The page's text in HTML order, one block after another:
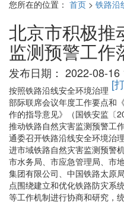
您所在的位置： 首页 > 铁路沿
北京市积极推
监测预警工作
发布日期： 2022-08-16
[
按照铁路沿线安全环境治理
部际联席会议年度工作要点和
作的指导意见》（国铁安监〔
推动铁路自然灾害监测预警工
通委召开铁路沿线安全环境治
进市域铁路自然灾害监测预警
市水务局、市应急管理局、市
集团有限公司、中国铁路太原
点围绕建立和优化铁路防灾系
等工作机制进行协商和研究，